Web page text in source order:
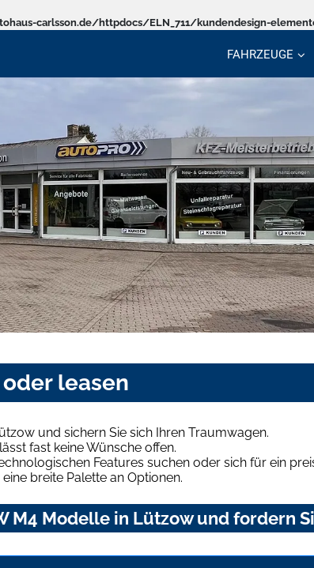
carlsson.de/httpdocs/ELN_711/kundendesign-
FAHRZEUGE
leasen
und sichern Sie sich Ihren Traumwagen.
fast keine Wünsche offen.
Features suchen oder sich für ein
breite Palette an Optionen.
M4 Modelle in Lützow und fordern